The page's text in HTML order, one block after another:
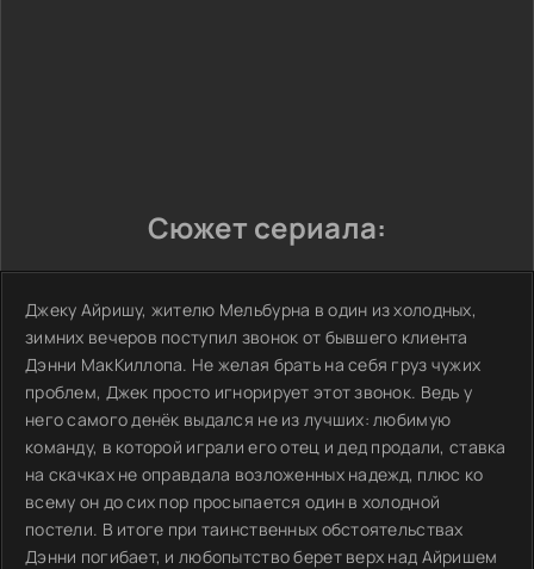
Сюжет сериала:
Джеку Айришу, жителю Мельбурна в один из холодных,
зимних вечеров поступил звонок от бывшего клиента
Дэнни МакКиллопа. Не желая брать на себя груз чужих
проблем, Джек просто игнорирует этот звонок. Ведь у
него самого денёк выдался не из лучших: любимую
команду, в которой играли его отец и дед продали, ставка
на скачках не оправдала возложенных надежд, плюс ко
всему он до сих пор просыпается один в холодной
постели. В итоге при таинственных обстоятельствах
Дэнни погибает, и любопытство берет верх над Айришем